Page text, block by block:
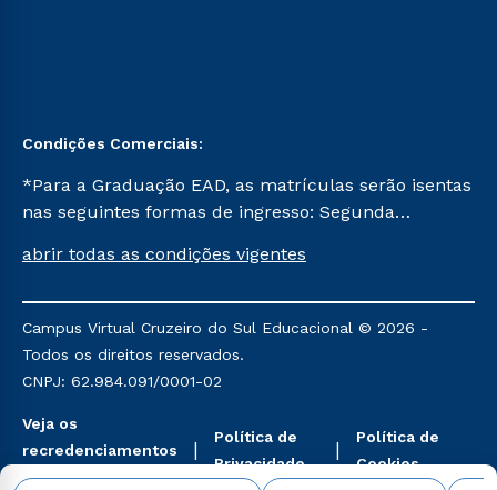
Condições Comerciais:
*Para a Graduação EAD, as matrículas serão isentas
nas seguintes formas de ingresso: Segunda
Já para as demais, a taxa de matrícula será de R$
mencionadas são referentes aos cursos: Ensino
Religioso, Geografia para a Docência e Metodologia
do Ensino de História: Questões Atuais.
abrir todas as condições vigentes
Campus Virtual Cruzeiro do Sul Educacional © 2026 -
Todos os direitos reservados.
CNPJ: 62.984.091/0001-02
Veja os
recredenciamentos
aqui
Política de
Privacidade
Política de
Cookies